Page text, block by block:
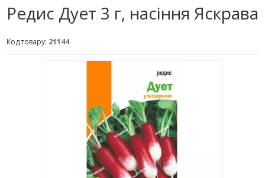
Редис Дует 3 г, насіння Яскрава
Код товару: 21144